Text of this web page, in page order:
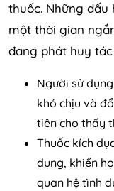
thuốc. Những dấu
một thời gian
đang phát huy
Người sử
khó chịu và
tiên cho thấy
Thuốc kích
dụng, khiến
quan hệ tình